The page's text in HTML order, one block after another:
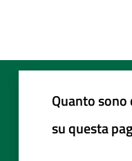
Quanto
su questa